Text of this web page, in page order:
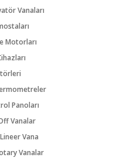
Vanaları
Motorları
Panoları
Vanalar
Vana
Vanalar